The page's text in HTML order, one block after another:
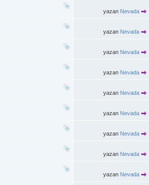
yazan Nevada
yazan Nevada
yazan Nevada
yazan Nevada
yazan Nevada
yazan Nevada
yazan Nevada
yazan Nevada
yazan Nevada